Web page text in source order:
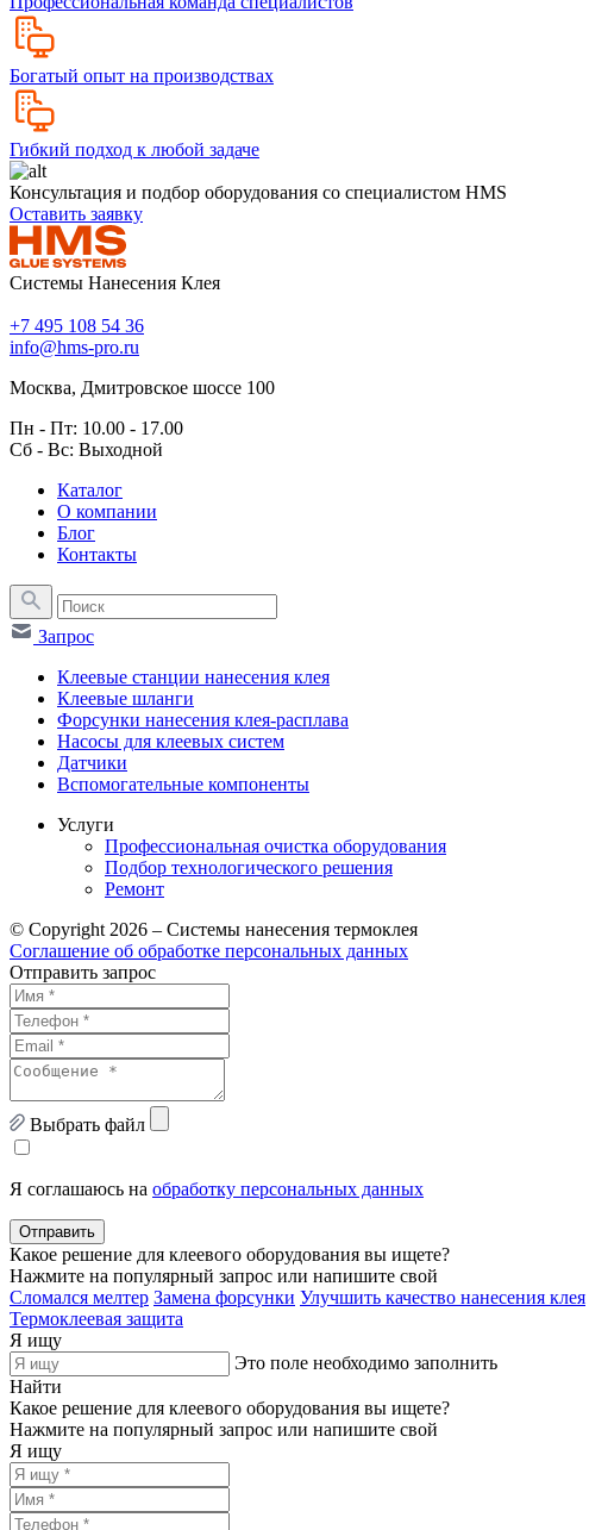
Богатый опыт на производствах
Гибкий подход к любой задаче
Консультация и подбор оборудования со специалистом HMS
Оставить заявку
Системы Нанесения Клея
+7 495 108 54 36
info@hms-pro.ru
Москва, Дмитровское шоссе 100
Пн - Пт: 10.00 - 17.00
Сб - Вс: Выходной
Каталог
О компании
Блог
Контакты
Запрос
Клеевые станции нанесения клея
Клеевые шланги
Форсунки нанесения клея-расплава
Насосы для клеевых систем
Датчики
Вспомогательные компоненты
Услуги
Профессиональная очистка оборудования
Подбор технологического решения
Ремонт
© Copyright 2026 – Системы нанесения термоклея
Соглашение об обработке персональных данных
Отправить запрос
Выбрать файл
Я соглашаюсь на обработку персональных данных
Отправить
Какое решение для клеевого оборудования вы ищете?
Нажмите на популярный запрос или напишите свой
Сломался мелтер Замена форсунки Улучшить качество нанесения клея
Термоклеевая защита
Я ищу
Это поле необходимо заполнить
Найти
Какое решение для клеевого оборудования вы ищете?
Нажмите на популярный запрос или напишите свой
Я ищу